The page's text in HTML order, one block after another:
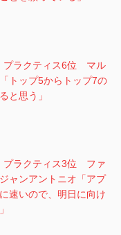
ラクティス6位 マル
トップ5からトップ7の
と思う」
ラクティス3位 ファ
ャンアントニオ「アプ
速いので、明日に向け